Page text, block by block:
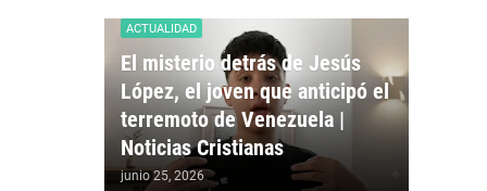
ACTUALIDAD
El misterio detrás de Jesús
López, el joven que anticipó el
terremoto de Venezuela |
Noticias Cristianas
junio 25, 2026